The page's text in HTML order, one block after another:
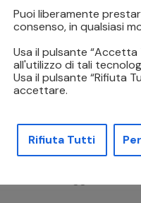
sul capo
loro utilizzo è molto
brevi. Stampando
ai lavaggi.
Puoi liberamente
consenso, in qualsiasi
Usa il pulsante
all'utilizzo di tali
Usa il pulsante “Rifiuta
accettare.
Rifiuta Tutti